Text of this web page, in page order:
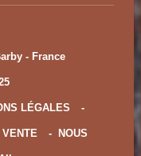
- France
LÉGALES -
- NOUS